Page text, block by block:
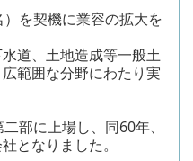
を契機に業容の拡大を
道、土地造成等一般土
範囲な分野にわたり実
部に上場し、同60年、
となりました。